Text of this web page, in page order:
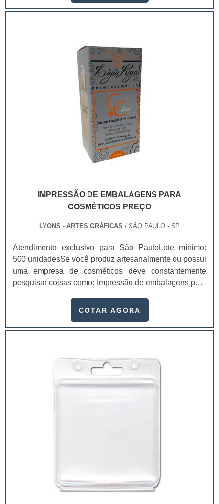
temperatura e segurança dos itens é indispensável, até
IMPRESSÃO DE EMBALAGENS PARA
COSMÉTICOS PREÇO
LYONS - ARTES GRÁFICAS / SÃO PAULO - SP
Atendimento exclusivo para São PauloLote mínimo:
500 unidadesSe você produz artesanalmente ou possui
uma empresa de cosméticos deve constantemente
pesquisar coisas como: Impressão de embalagens para
um investimento necessário para quem está no
extremamente competitivo, assim, as embalagens
COTAR AGORA